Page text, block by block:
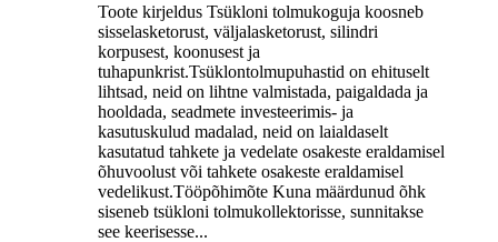
Toote kirjeldus Tsükloni tolmukoguja koosneb
sisselasketorust, väljalasketorust, silindri
korpusest, koonusest ja
tuhapunkrist.Tsüklontolmupuhastid on ehituselt
lihtsad, neid on lihtne valmistada, paigaldada ja
hooldada, seadmete investeerimis- ja
kasutuskulud madalad, neid on laialdaselt
kasutatud tahkete ja vedelate osakeste eraldamisel
õhuvoolust või tahkete osakeste eraldamisel
vedelikust.Tööpõhimõte Kuna määrdunud õhk
siseneb tsükloni tolmukollektorisse, sunnitakse
see keerisesse...